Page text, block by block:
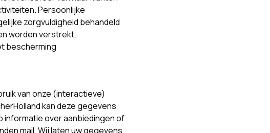
Persoonlijke
zorgvuldigheid behandeld
worden verstrekt.
bescherming
van onze (interactieve)
kan deze gegevens
informatie over aanbiedingen of
mail. Wij laten uw gegevens